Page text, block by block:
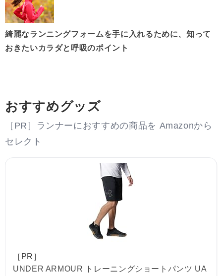
綺麗なランニングフォームを手に入れるために、知って
おきたいカラダと呼吸のポイント
おすすめグッズ
［PR］ランナーにおすすめの商品を Amazonから
セレクト
［PR］
UNDER ARMOUR トレーニングショートパンツ UA